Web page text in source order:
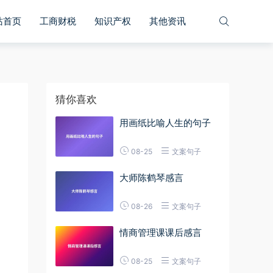
首页 工商财税 知识产权 其他资讯
猜你喜欢
用画纸比喻人生的句子
08-25 文案句子
大师陈鹤琴感言
08-26 文案句子
情商管理课课后感言
08-25 文案句子